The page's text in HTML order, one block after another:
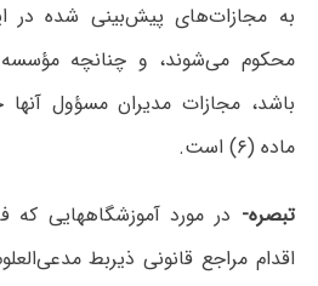
به مجازات‌های پیش‌بینی شده در
محکوم می‌شوند، و چنانچه مؤسسه
باشد، مجازات مدیران مسؤول آنها
ماده (۶) است.
تبصره- در مورد آموزشگاه­هایی که
اقدام مراجع قانونی ذی­ربط